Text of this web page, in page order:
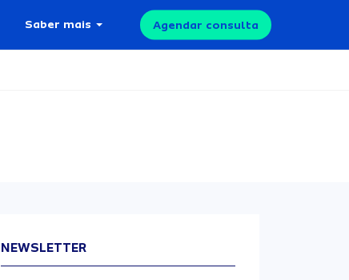
Saber mais Agendar consulta
NEWSLETTER